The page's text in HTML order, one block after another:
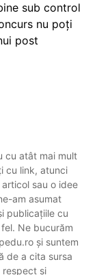
sub control
nu poți
post
cu atât mai mult
cu link, atunci
sau o idee
am asumat
publicațiile cu
Ne bucurăm
și suntem
de a cita sursa
respect și